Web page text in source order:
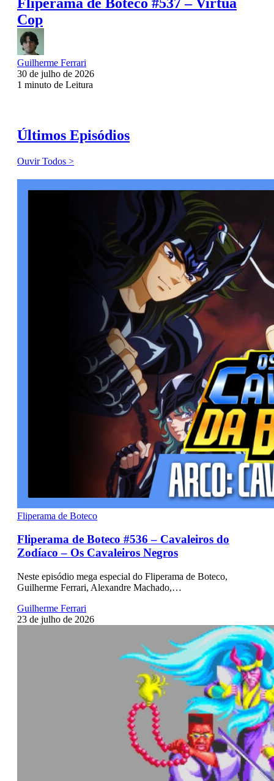
Cop
Guilherme Ferrari
30 de julho de 2026
1 minuto de Leitura
Últimos Episódios
Ouvir Todos >
Fliperama de Boteco
Fliperama de Boteco #536 – Cavaleiros do
Zodíaco – Os Cavaleiros Negros
Neste episódio mega especial do Fliperama de Boteco,
Guilherme Ferrari, Alexandre Machado,…
Guilherme Ferrari
23 de julho de 2026